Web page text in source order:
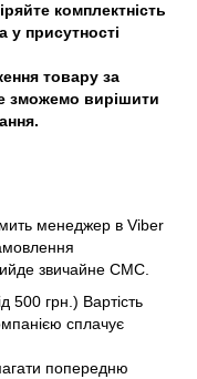
комплектність
у присутності
товару за
зможемо вирішити
менеджер в Viber
звичайне СМС.
500 грн.) Вартість
сплачує
попередню